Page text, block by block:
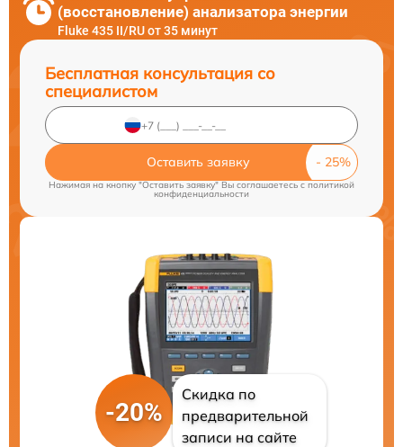
(восстановление) анализатора энергии
Fluke 435 II/RU от 35 минут
Бесплатная консультация со
специалистом
Оставить заявку
Нажимая на кнопку "Оставить заявку" Вы соглашаетесь cполитикой
конфиденциальности
-20%
Скидка по
предварительной
записи на сайте